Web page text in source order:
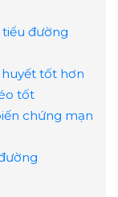
đường
tốt hơn
tốt
chứng mạn